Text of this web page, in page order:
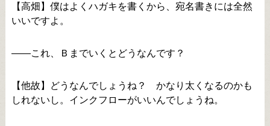
【高畑】僕はよくハガキを書くから、宛名書きには全然
いいですよ。
――これ、Ｂまでいくとどうなんです？
【他故】どうなんでしょうね？ かなり太くなるのかも
しれないし。インクフローがいいんでしょうね。